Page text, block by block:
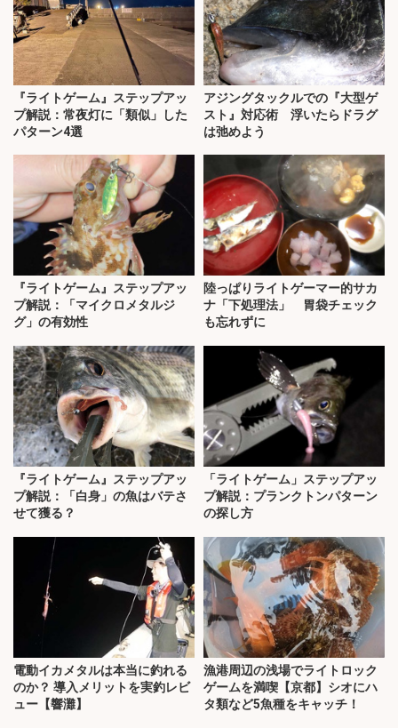
『ライトゲーム』ステップアッ
プ解説：常夜灯に「類似」した
パターン4選
アジングタックルでの『大型ゲ
スト』対応術 浮いたらドラグ
は弛めよう
『ライトゲーム』ステップアッ
プ解説：「マイクロメタルジ
グ」の有効性
陸っぱりライトゲーマー的サカ
ナ「下処理法」 胃袋チェック
も忘れずに
『ライトゲーム』ステップアッ
プ解説：「白身」の魚はバテさ
せて獲る？
「ライトゲーム」ステップアッ
プ解説：プランクトンパターン
の探し方
電動イカメタルは本当に釣れる
のか？ 導入メリットを実釣レビ
ュー【響灘】
漁港周辺の浅場でライトロック
ゲームを満喫【京都】シオにハ
タ類など5魚種をキャッチ！